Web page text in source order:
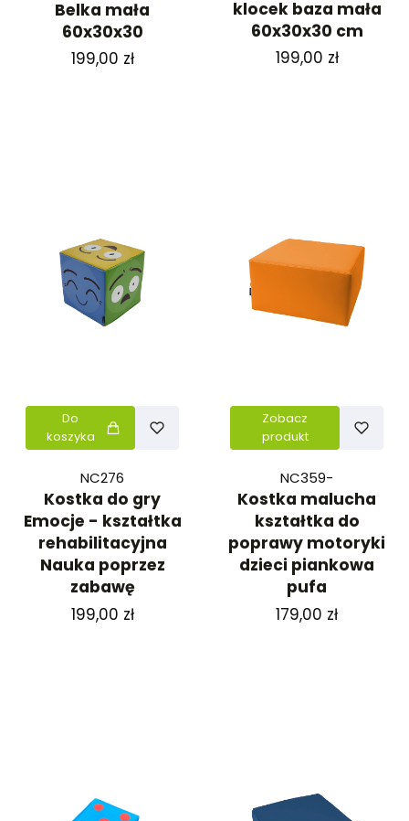
Belka mała
60x30x30
Cena
199,00 zł
klocek baza mała
60x30x30 cm
Cena
199,00 zł
Do
koszyka
NC276
Kostka do gry
Emocje - kształtka
rehabilitacyjna
Nauka poprzez
zabawę
Cena
199,00 zł
Zobacz
produkt
NC359-
Kostka malucha
kształtka do
poprawy motoryki
dzieci piankowa
pufa
Cena
179,00 zł